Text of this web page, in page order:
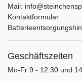
Mail:
Kontaktformular
Geschäftszeiten
Mo-Fr 9 - 12:30 und